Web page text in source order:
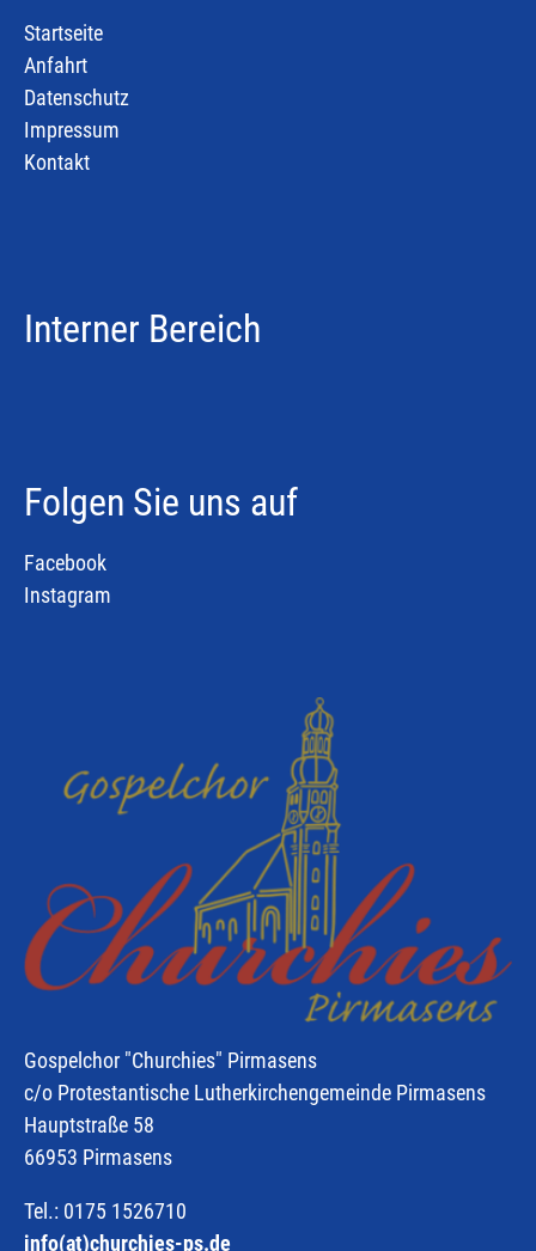
Startseite
Anfahrt
Datenschutz
Impressum
Kontakt
Interner Bereich
Folgen Sie uns auf
Facebook
Instagram
Gospelchor "Churchies" Pirmasens
c/o Protestantische Lutherkirchengemeinde Pirmasens
Hauptstraße 58
66953 Pirmasens
Tel.: 0175 1526710
info(at)churchies-ps.de